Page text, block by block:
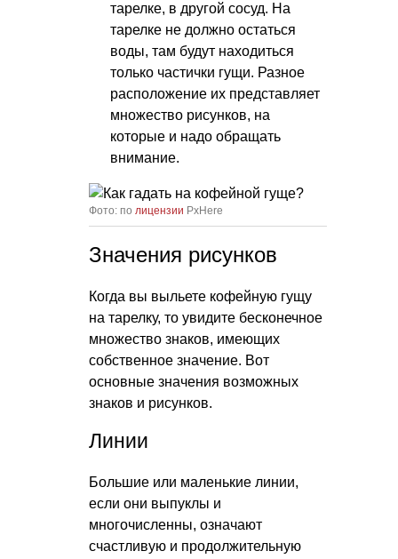
тарелке, в другой сосуд. На
тарелке не должно остаться
воды, там будут находиться
только частички гущи. Разное
расположение их представляет
множество рисунков, на
которые и надо обращать
внимание.
Фото: по лицензии PxHere
Значения рисунков
Когда вы выльете кофейную гущу
на тарелку, то увидите бесконечное
множество знаков, имеющих
собственное значение. Вот
основные значения возможных
знаков и рисунков.
Линии
Большие или маленькие линии,
если они выпуклы и
многочисленны, означают
счастливую и продолжительную